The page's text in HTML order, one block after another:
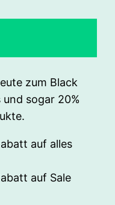
zum Black
und sogar 20%
auf alles
auf Sale